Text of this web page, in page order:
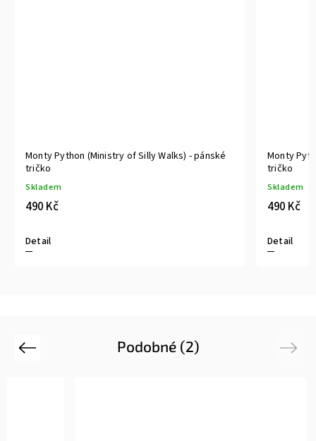
Monty Python (Ministry of Silly Walks 2) - pánské
tričko
Skladem
490 Kč
Detail
Monty
Skladem
490 Kč
Detail
Podobné (2)
Previous Next